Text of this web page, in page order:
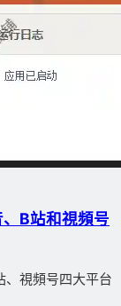
B站和視頻号
、視頻号四大平台